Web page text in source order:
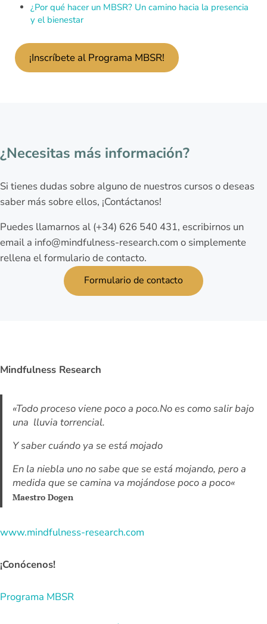
¿Por qué hacer un MBSR? Un camino hacia la presencia
y el bienestar
¡Inscríbete al Programa MBSR!
¿Necesitas más información?
Si tienes dudas sobre alguno de nuestros cursos o deseas
saber más sobre ellos, ¡Contáctanos!
Puedes llamarnos al (+34) 626 540 431, escribirnos un
email a info@mindfulness-research.com o simplemente
rellena el formulario de contacto.
Formulario de contacto
Mindfulness Research
«Todo proceso viene poco a poco.No es como salir bajo
una lluvia torrencial.
Y saber cuándo ya se está mojado
En la niebla uno no sabe que se está mojando, pero a
medida que se camina va mojándose poco a poco«
Maestro Dogen
www.mindfulness-research.com
¡Conócenos!
Programa MBSR